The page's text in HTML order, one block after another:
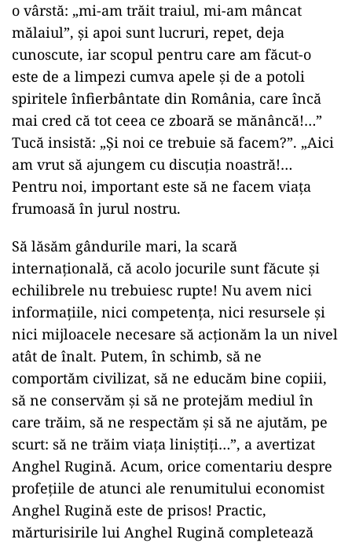
o vârstă: „mi-am trăit traiul, mi-am mâncat
mălaiul”, şi apoi sunt lucruri, repet, deja
cunoscute, iar scopul pentru care am făcut-o
este de a limpezi cumva apele şi de a potoli
spiritele înfierbântate din România, care încă
mai cred că tot ceea ce zboară se mănâncă!…”
Tucă insistă: „Şi noi ce trebuie să facem?”. „Aici
am vrut să ajungem cu discuţia noastră!…
Pentru noi, important este să ne facem viaţa
frumoasă în jurul nostru.
Să lăsăm gândurile mari, la scară
internaţională, că acolo jocurile sunt făcute şi
echilibrele nu trebuiesc rupte! Nu avem nici
informaţiile, nici competenţa, nici resursele şi
nici mijloacele necesare să acţionăm la un nivel
atât de înalt. Putem, în schimb, să ne
comportăm civilizat, să ne educăm bine copiii,
să ne conservăm şi să ne protejăm mediul în
care trăim, să ne respectăm şi să ne ajutăm, pe
scurt: să ne trăim viaţa liniştiţi…”, a avertizat
Anghel Rugină. Acum, orice comentariu despre
profeţiile de atunci ale renumitului economist
Anghel Rugină este de prisos! Practic,
mărturisirile lui Anghel Rugină completează